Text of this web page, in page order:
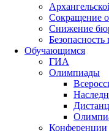
Сокращение
Снижение
Безопасность
Обучающимся
ГИА
Олимпиады
Конференции